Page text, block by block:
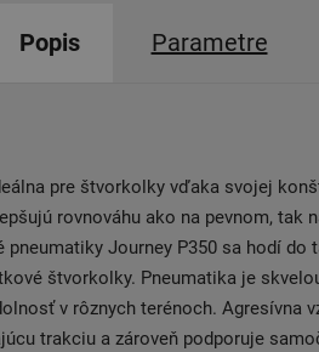
Popis Parametre
pre štvorkolky vďaka svojej
rovnováhu ako na pevnom, tak
pneumatiky Journey P350 sa hodí do
štvorkolky. Pneumatika je
v rôznych terénoch. Agresívna
trakciu a zároveň podporuje